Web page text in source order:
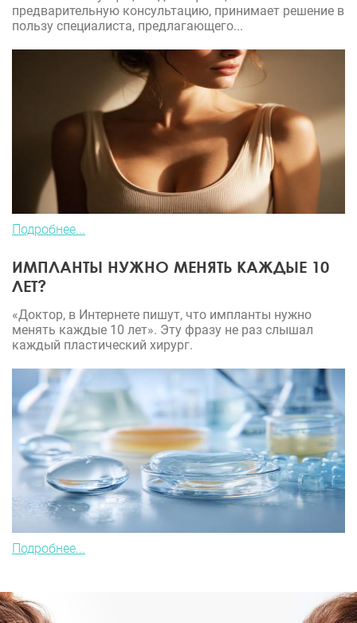
предварительную консультацию, принимает решение в
пользу специалиста, предлагающего...
Подробнее...
ИМПЛАНТЫ НУЖНО МЕНЯТЬ КАЖДЫЕ 10
ЛЕТ?
«Доктор, в Интернете пишут, что импланты нужно
менять каждые 10 лет». Эту фразу не раз слышал
каждый пластический хирург.
Подробнее...